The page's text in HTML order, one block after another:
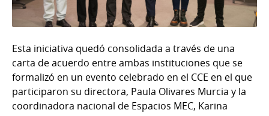
Esta iniciativa quedó consolidada a través de una
carta de acuerdo entre ambas instituciones que se
formalizó en un evento celebrado en el CCE en el que
participaron su directora, Paula Olivares Murcia y la
coordinadora nacional de Espacios MEC, Karina